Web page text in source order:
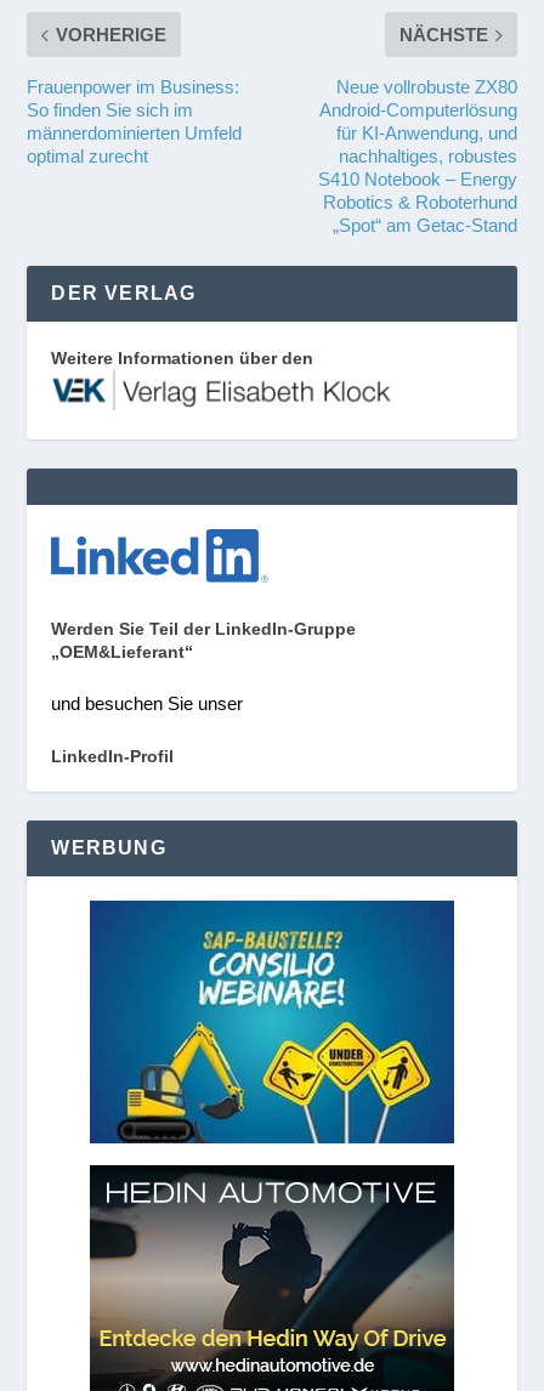
VORHERIGE
Frauenpower im Business:
So finden Sie sich im
männerdominierten Umfeld
optimal zurecht
NÄCHSTE
Neue vollrobuste ZX80
Android-Computerlösung
für KI-Anwendung, und
nachhaltiges, robustes
S410 Notebook – Energy
Robotics & Roboterhund
„Spot“ am Getac-Stand
DER VERLAG
Weitere Informationen über den
Werden Sie Teil der LinkedIn-Gruppe
„OEM&Lieferant“
und besuchen Sie unser
LinkedIn-Profil
WERBUNG